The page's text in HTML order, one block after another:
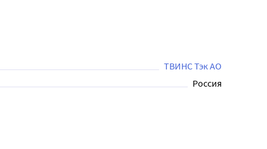
заболеваниях (флебит, варикозном
ТВИНС Тэк АО
Россия